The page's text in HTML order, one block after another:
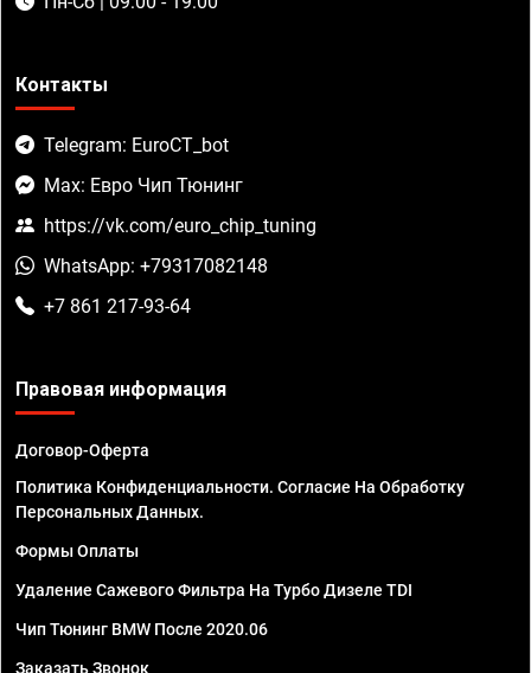
Контакты
Telegram: EuroCT_bot
Max: Евро Чип Тюнинг
https://vk.com/euro_chip_tuning
WhatsApp: +79317082148
+7 861 217-93-64
Правовая информация
Договор-Оферта
Политика Конфиденциальности. Согласие На Обработку
Персональных Данных.
Формы Оплаты
Удаление Сажевого Фильтра На Турбо Дизеле TDI
Чип Тюнинг BMW После 2020.06
Заказать Звонок